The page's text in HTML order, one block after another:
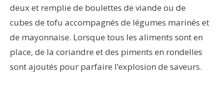
deux et remplie de boulettes de viande ou de
cubes de tofu accompagnés de légumes marinés et
de mayonnaise. Lorsque tous les aliments sont en
place, de la coriandre et des piments en rondelles
sont ajoutés pour parfaire l’explosion de saveurs.